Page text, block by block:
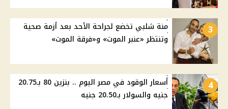
3
منة شلبي تخضع لجراحة الأحد بعد أزمة صحية
وتنتظر «عنبر الموت» و«فرقة الموت»
4
أسعار الوقود في مصر اليوم .. بنزين 80 بـ20.75
جنيه والسولار بـ20.50 جنيه